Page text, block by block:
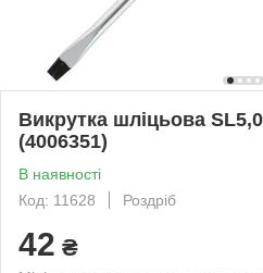
Викрутка шліцьова
(4006351)
В наявності
Код: 11628
Роздріб
42 ₴